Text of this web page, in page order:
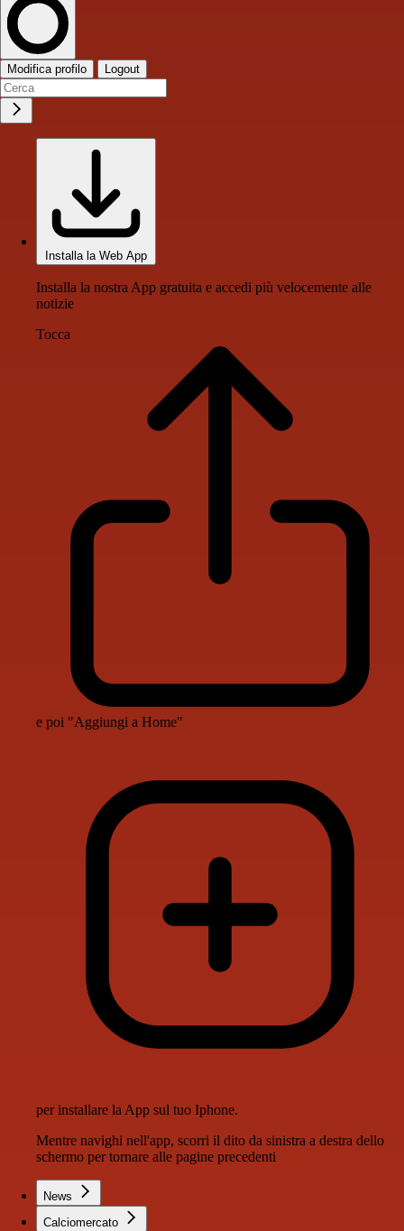
Modifica profilo Logout
Installa la Web App
Installa la nostra App gratuita e accedi più velocemente alle
notizie
Tocca
e poi "Aggiungi a Home"
per installare la App sul tuo Iphone.
Mentre navighi nell'app, scorri il dito da sinistra a destra dello
schermo per tornare alle pagine precedenti
News
Calciomercato